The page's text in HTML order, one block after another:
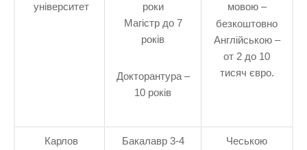
університет
роки
Магістр до 7
років
Докторантура –
10 років
мовою –
безкоштовно
Англійською –
от 2 до 10
тисяч євро.
Карлов
Бакалавр 3-4
Чеською